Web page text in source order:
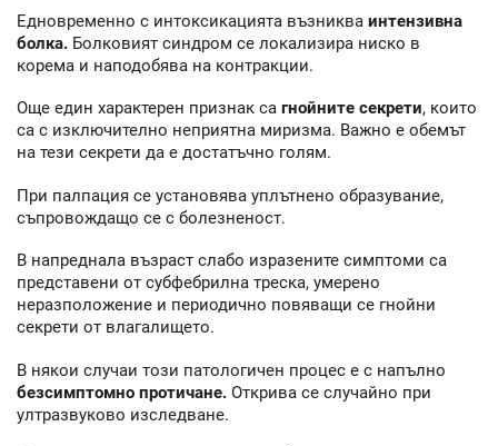
Едновременно с интоксикацията възниква интензивна
болка. Болковият синдром се локализира ниско в
корема и наподобява на контракции.
Още един характерен признак са гнойните секрети, които
са с изключително неприятна миризма. Важно е обемът
на тези секрети да е достатъчно голям.
При палпация се установява уплътнено образувание,
съпровождащо се с болезненост.
В напреднала възраст слабо изразените симптоми са
представени от субфебрилна треска, умерено
неразположение и периодично повяващи се гнойни
секрети от влагалището.
В някои случаи този патологичен процес е с напълно
безсимптомно протичане. Открива се случайно при
ултразвуково изследване.